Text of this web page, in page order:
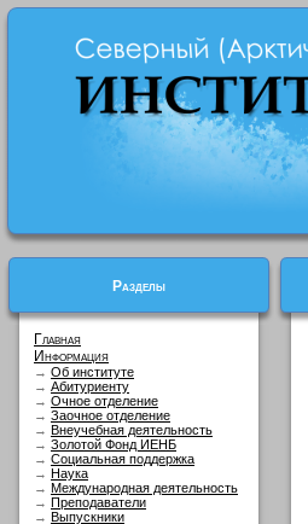
Разделы
Главная
Информация
→ Об институте
→ Абитуриенту
→ Очное отделение
→ Заочное отделение
→ Внеучебная деятельность
→ Золотой Фонд ИЕНБ
→ Социальная поддержка
→ Наука
→ Международная деятельность
→ Преподаватели
→ Выпускники